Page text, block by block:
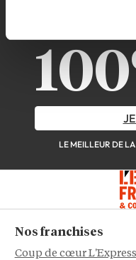
LE MEILLEUR DE
Nos franchises
Coup de cœur L'Express